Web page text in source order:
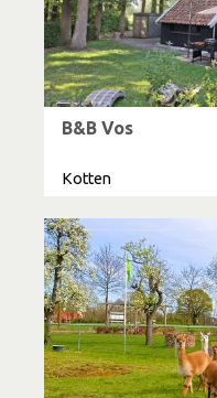
B&B Vos
Kotten